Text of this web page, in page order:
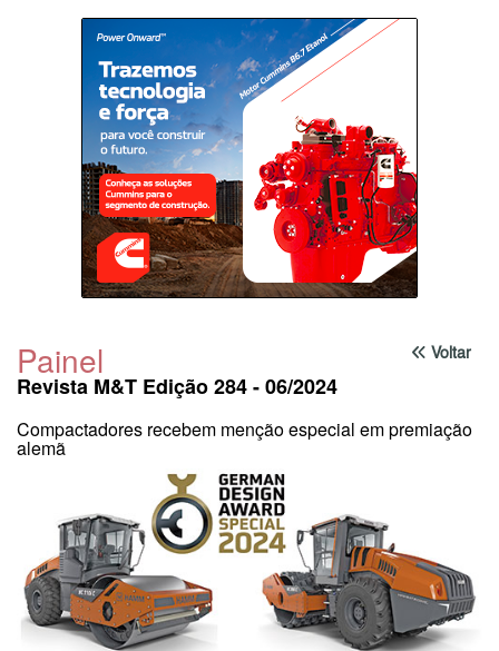
Voltar
Painel
Revista M&T Edição 284 - 06/2024
Compactadores recebem menção especial em premiação
alemã